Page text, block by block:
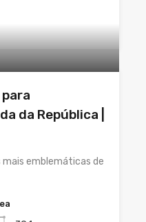
da República |
emblemáticas de